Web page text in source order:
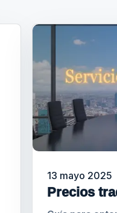
13 mayo 2025
Precios